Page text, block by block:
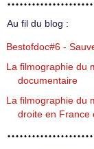
Au fil du blog :
Bestofdoc#6 -
La filmographie du
documentaire
La filmographie du
droite en France